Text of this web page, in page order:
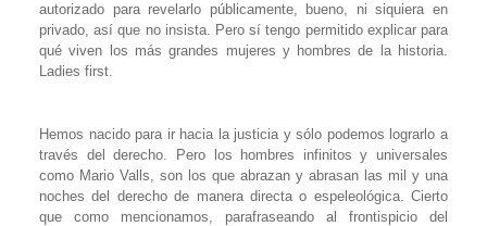
autorizado para revelarlo públicamente, bueno, ni siquiera en
privado, así que no insista. Pero sí tengo permitido explicar para
qué viven los más grandes mujeres y hombres de la historia.
Ladies first.
Hemos nacido para ir hacia la justicia y sólo podemos lograrlo a
través del derecho. Pero los hombres infinitos y universales
como Mario Valls, son los que abrazan y abrasan las mil y una
noches del derecho de manera directa o espeleológica. Cierto
que como mencionamos, parafraseando al frontispicio del